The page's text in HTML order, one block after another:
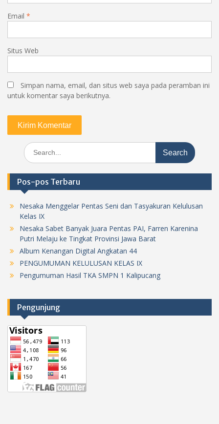
Email *
Situs Web
Simpan nama, email, dan situs web saya pada peramban ini
untuk komentar saya berikutnya.
Search
for:
Pos-pos Terbaru
Nesaka Menggelar Pentas Seni dan Tasyakuran Kelulusan
Kelas IX
Nesaka Sabet Banyak Juara Pentas PAI, Farren Karenina
Putri Melaju ke Tingkat Provinsi Jawa Barat
Album Kenangan Digital Angkatan 44
PENGUMUMAN KELULUSAN KELAS IX
Pengumuman Hasil TKA SMPN 1 Kalipucang
Pengunjung